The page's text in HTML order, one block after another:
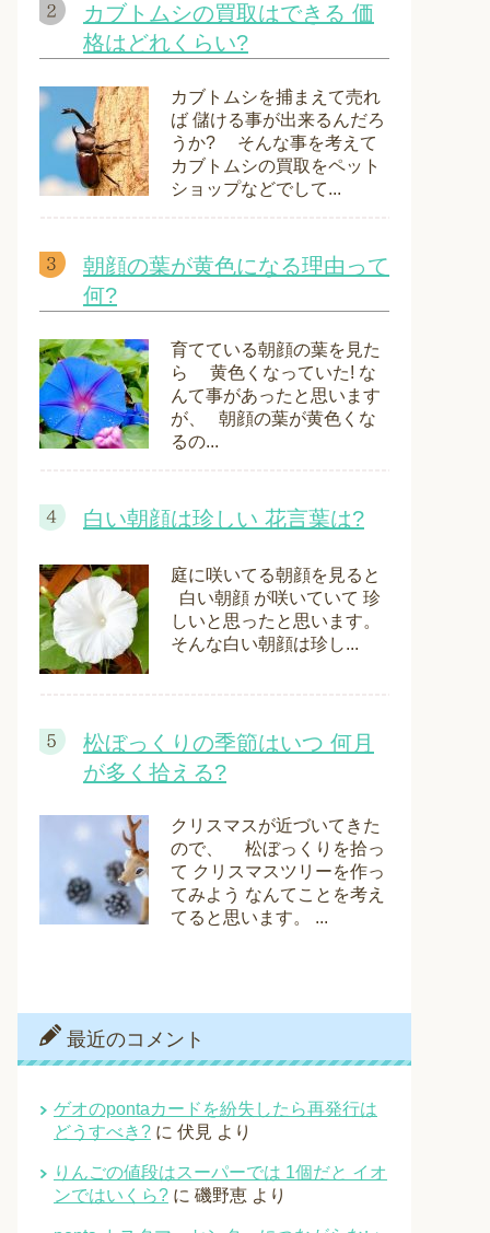
カブトムシの買取はできる 価
格はどれくらい?
カブトムシを捕まえて売れ
ば 儲ける事が出来るんだろ
うか? そんな事を考えて
カブトムシの買取をペット
ショップなどでして...
朝顔の葉が黄色になる理由って
何?
育てている朝顔の葉を見た
ら 黄色くなっていた! な
んて事があったと思います
が、 朝顔の葉が黄色くな
るの...
白い朝顔は珍しい 花言葉は?
庭に咲いてる朝顔を見ると
白い朝顔 が咲いていて 珍
しいと思ったと思います。
そんな白い朝顔は珍し...
松ぼっくりの季節はいつ 何月
が多く拾える?
クリスマスが近づいてきた
ので、 松ぼっくりを拾っ
て クリスマスツリーを作っ
てみよう なんてことを考え
てると思います。 ...
最近のコメント
ゲオのpontaカードを紛失したら再発行は
どうすべき? に 伏見 より
りんごの値段はスーパーでは 1個だと イオ
ンではいくら? に 磯野恵 より